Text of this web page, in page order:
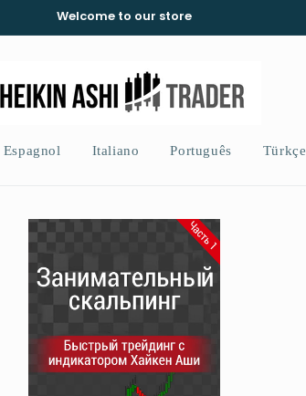
Welcome to our store
Espagnol Italiano Português Türkçe